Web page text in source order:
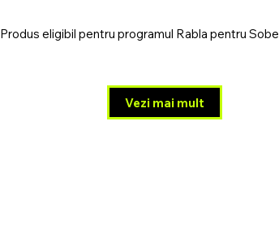
Vezi mai mult
Produs eligibil pentru programul Rabla pentru Sobe